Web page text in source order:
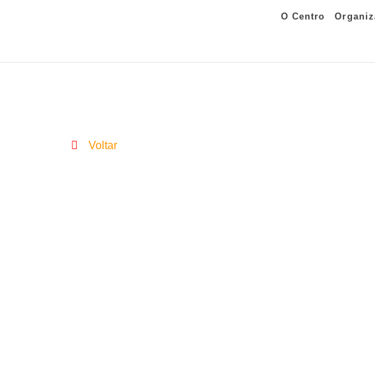
O Centro
Voltar